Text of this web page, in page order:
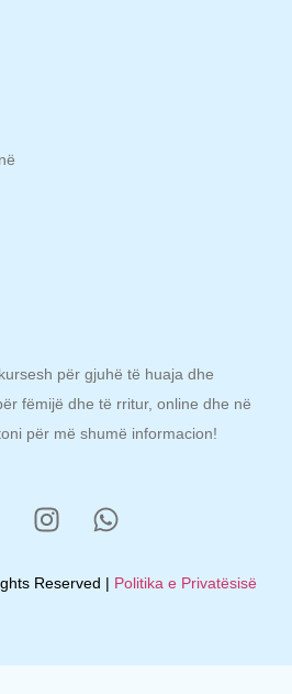
për gjuhë të huaja dhe
fëmijë dhe të rritur, online dhe në
për më shumë informacion!
Reserved | Politika e Privatësisë